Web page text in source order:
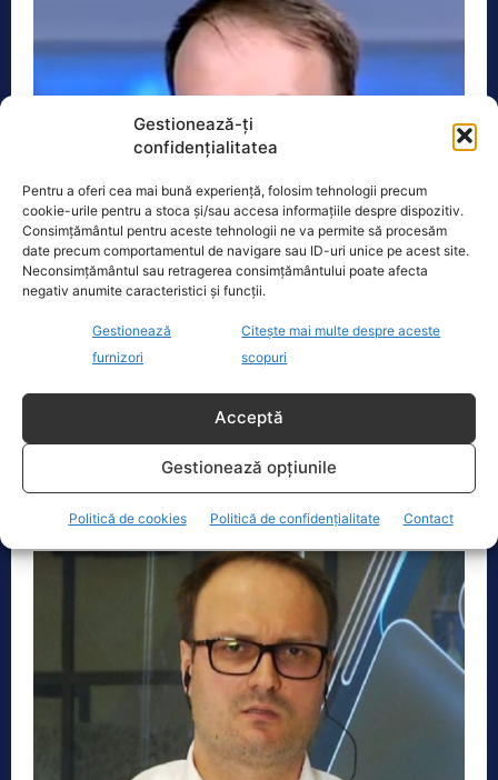
Gestionează-ți
confidențialitatea
Pentru a oferi cea mai bună experiență, folosim tehnologii precum
cookie-urile pentru a stoca și/sau accesa informațiile despre dispozitiv.
Consimțământul pentru aceste tehnologii ne va permite să procesăm
date precum comportamentul de navigare sau ID-uri unice pe acest site.
Neconsimțământul sau retragerea consimțământului poate afecta
negativ anumite caracteristici și funcții.
Gestionează
furnizori
Citește mai multe despre aceste
scopuri
Acceptă
Gestionează opțiunile
Politică de cookies Politică de confidențialitate Contact
”Guru Cumpănașu” i-a luat locul lui Guru
Bivolaru, spune Cozmin Gușă. „Ar trebui dus
Bivolaru, crede analistul politic Cozmin Gușă.